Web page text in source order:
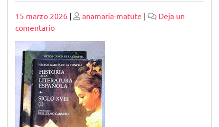
Publicado
15 marzo 2026 | Publicado
anamaria-matute |
Deja un
comentarioen
Explorando
las
Novelas
Españolas
del
Siglo
XIX:
Una